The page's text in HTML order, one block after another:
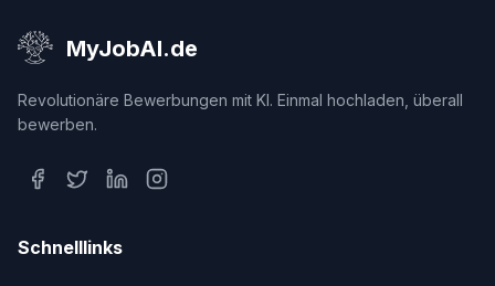
MyJobAI.de
Revolutionäre Bewerbungen mit KI. Einmal hochladen, überall
bewerben.
Schnelllinks